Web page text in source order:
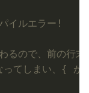
イルエラー!
ので、前の行末
まい、{ が単